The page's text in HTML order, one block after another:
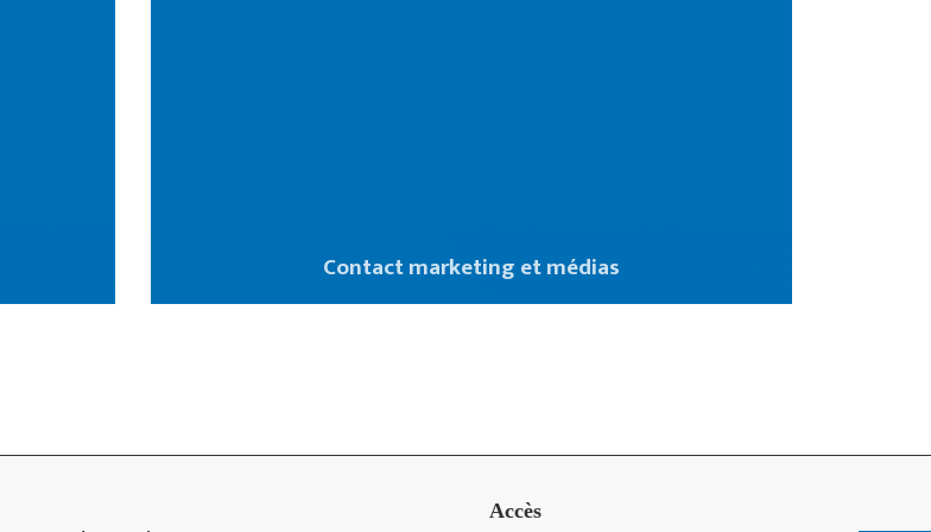
Contact marketing et médias
Accès